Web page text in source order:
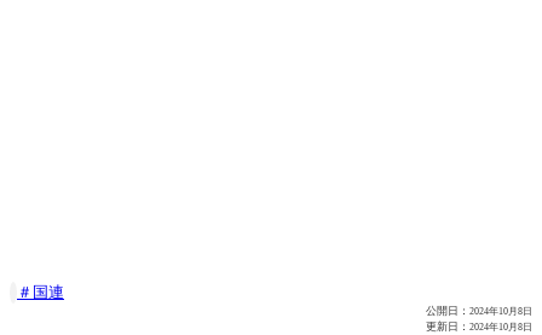
国連
公開日： 2024年10月8日
更新日： 2024年10月8日